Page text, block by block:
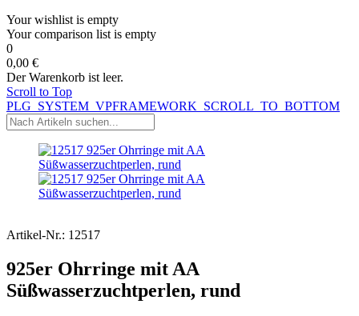
Your wishlist is empty
Your comparison list is empty
0
0,00 €
Der Warenkorb ist leer.
Scroll to Top
PLG_SYSTEM_VPFRAMEWORK_SCROLL_TO_BOTTOM
Artikel-Nr.: 12517
925er Ohrringe mit AA
Süßwasserzuchtperlen, rund